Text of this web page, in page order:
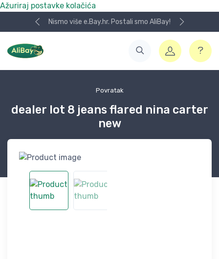
Ažuriraj postavke kolačića
Nismo više e.Bay.hr. Postali smo AliBay!
Povratak
dealer lot 8 jeans flared nina carter
new